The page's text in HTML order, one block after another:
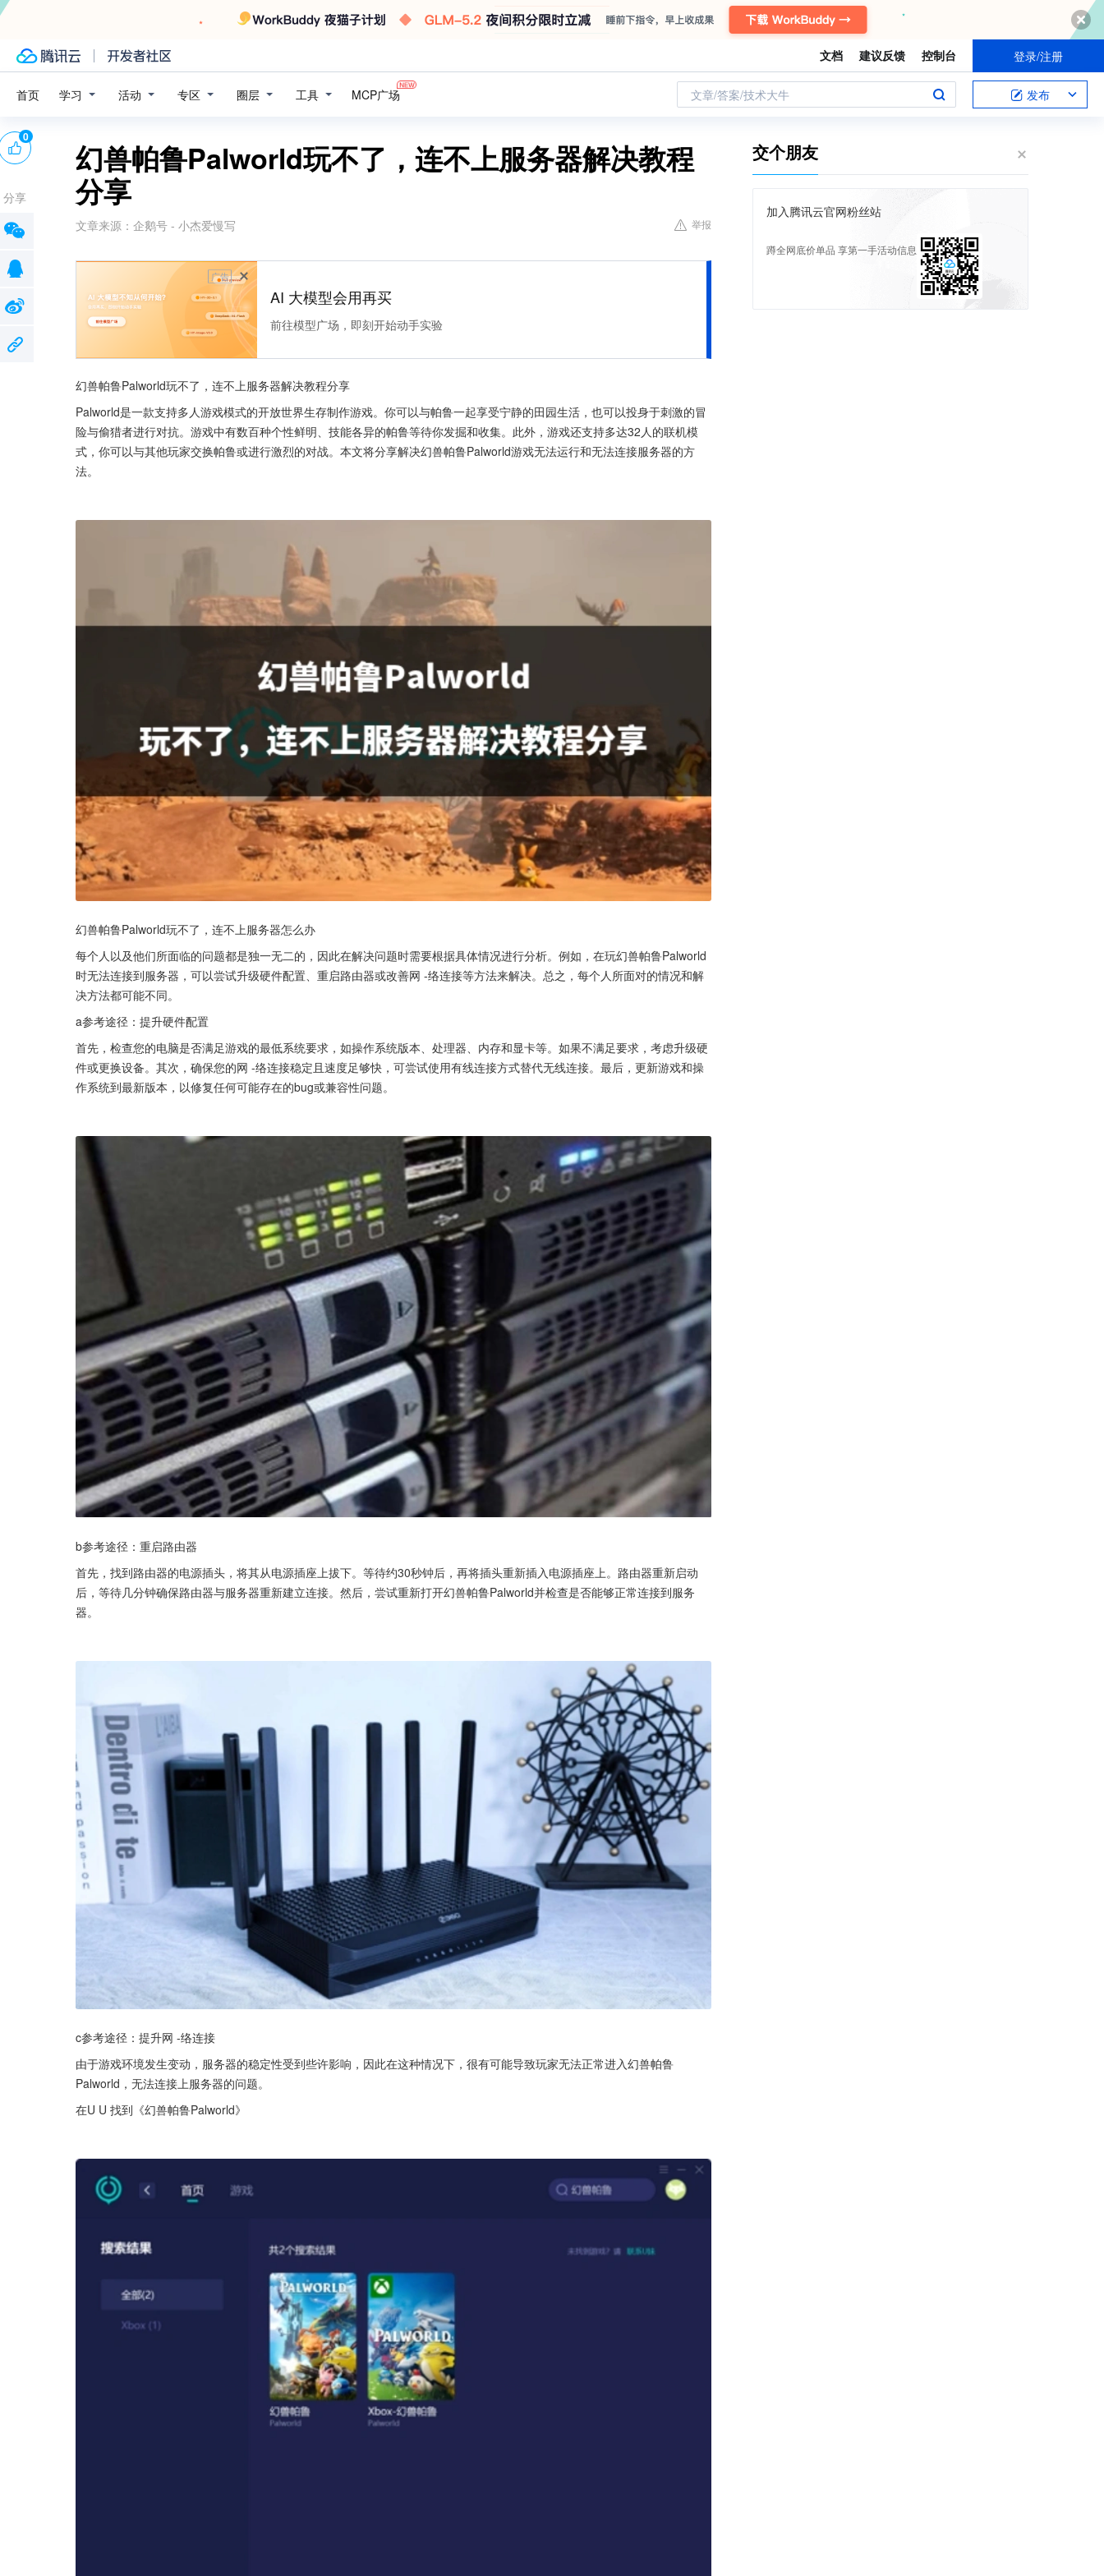
文档 建议反馈 控制台 登录/注册
首页 学习 活动 专区 圈层 工具 MCP广场 文章/答案/技术大牛 发布
幻兽帕鲁Palworld玩不了，连不上服务器解决教程
分享
文章来源： 企鹅号 - 小杰爱慢写 举报
广告
AI 大模型会用再买
前往模型广场，即刻开始动手实验
幻兽帕鲁Palworld玩不了，连不上服务器解决教程分享
Palworld是一款支持多人游戏模式的开放世界生存制作游戏。你可以与帕鲁一起享受宁静的田园生活，也可以投身于刺激的冒
险与偷猎者进行对抗。游戏中有数百种个性鲜明、技能各异的帕鲁等待你发掘和收集。此外，游戏还支持多达32人的联机模
式，你可以与其他玩家交换帕鲁或进行激烈的对战。本文将分享解决幻兽帕鲁Palworld游戏无法运行和无法连接服务器的方
法。
幻兽帕鲁Palworld玩不了，连不上服务器怎么办
每个人以及他们所面临的问题都是独一无二的，因此在解决问题时需要根据具体情况进行分析。例如，在玩幻兽帕鲁Palworld
时无法连接到服务器，可以尝试升级硬件配置、重启路由器或改善网 -络连接等方法来解决。总之，每个人所面对的情况和解
决方法都可能不同。
a参考途径：提升硬件配置
首先，检查您的电脑是否满足游戏的最低系统要求，如操作系统版本、处理器、内存和显卡等。如果不满足要求，考虑升级硬
件或更换设备。其次，确保您的网 -络连接稳定且速度足够快，可尝试使用有线连接方式替代无线连接。最后，更新游戏和操
作系统到最新版本，以修复任何可能存在的bug或兼容性问题。
b参考途径：重启路由器
首先，找到路由器的电源插头，将其从电源插座上拔下。等待约30秒钟后，再将插头重新插入电源插座上。路由器重新启动
后，等待几分钟确保路由器与服务器重新建立连接。然后，尝试重新打开幻兽帕鲁Palworld并检查是否能够正常连接到服务
器。
c参考途径：提升网 -络连接
由于游戏环境发生变动，服务器的稳定性受到些许影响，因此在这种情况下，很有可能导致玩家无法正常进入幻兽帕鲁
Palworld，无法连接上服务器的问题。
在U U 找到《幻兽帕鲁Palworld》
0
分享
交个朋友
加入腾讯云官网粉丝站
蹲全网底价单品 享第一手活动信息